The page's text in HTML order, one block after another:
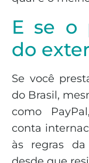
E se o
do
Se você
do Brasil,
como
conta
às regras